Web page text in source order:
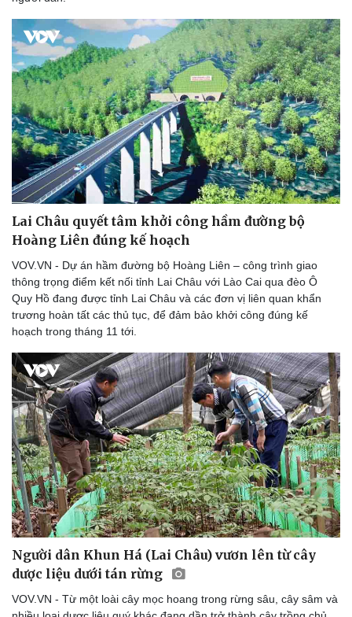
Sức khỏe
Dinh dưỡng - món ngon
Cây thuốc
Sản phụ khoa
Nhi khoa
Nam khoa
Làm đẹp - giảm cân
Phòng mạch online
Ăn sạch sống khỏe
Đời sống
Blog
Tình yêu - Gia đình
Lai Châu quyết tâm khởi công hầm đường bộ
Hoàng Liên đúng kế hoạch
VOV.VN - Dự án hầm đường bộ Hoàng Liên – công trình giao
thông trọng điểm kết nối tỉnh Lai Châu với Lào Cai qua đèo Ô
Quy Hồ đang được tỉnh Lai Châu và các đơn vị liên quan khẩn
trương hoàn tất các thủ tục, để đảm bảo khởi công đúng kế
hoạch trong tháng 11 tới.
Người dân Khun Há (Lai Châu) vươn lên từ cây
dược liệu dưới tán rừng
VOV.VN - Từ một loài cây mọc hoang trong rừng sâu, cây sâm và